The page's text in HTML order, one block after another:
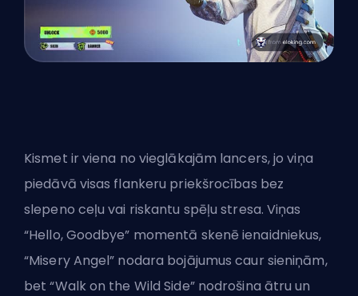
Kismet ir viena no vieglākajām lancers, jo viņa
piedāvā visas flankeru priekšrocības bez
slepeno ceļu vai riskantu spēļu stresa. Viņas
“Hello, Goodbye” momentā skenē ienaidniekus,
“Misery Angel” nodara bojājumus caur sieniņām,
bet “Walk on the Wild Side” nodrošina ātru un